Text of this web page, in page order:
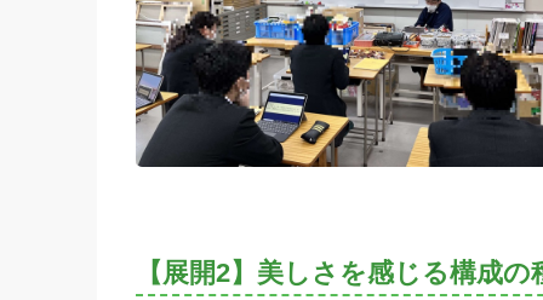
【展開2】美しさを感じる構成の